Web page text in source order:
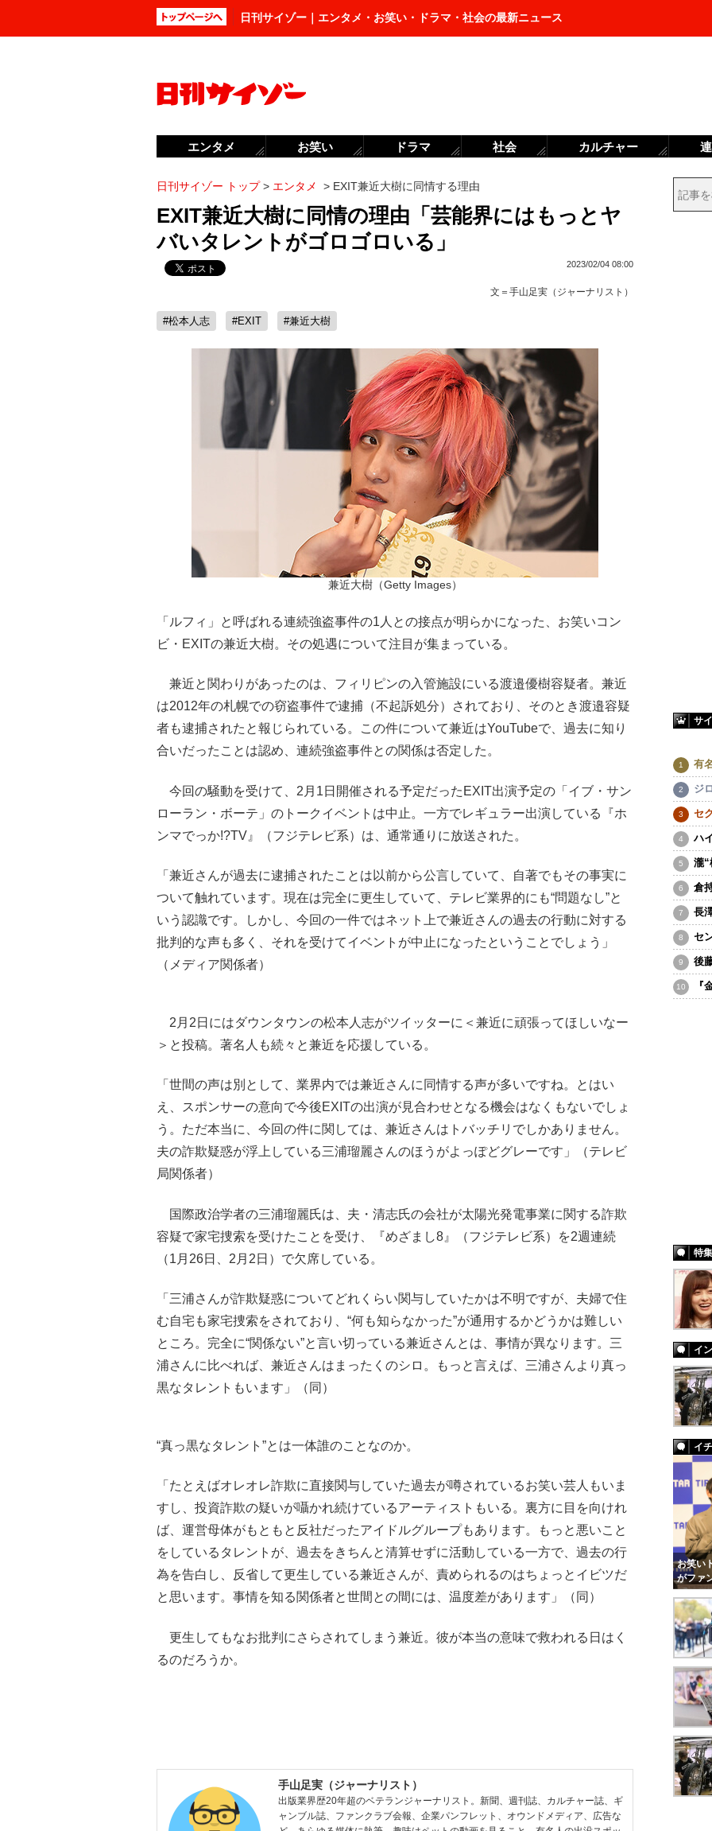
日刊サイゾー｜エンタメ・お笑い・ドラマ・社会の最新ニュース
日刊サイゾー トップ> エンタメ > EXIT兼近大樹に同情する理由
EXIT兼近大樹に同情の理由「芸能界にはもっとヤ
バいタレントがゴロゴロいる」
2023/02/04 08:00
文＝ 手山足実（ジャーナリスト）
#松本人志 #EXIT #兼近大樹
兼近大樹（Getty Images）
「ルフィ」と呼ばれる連続強盗事件の1人との接点が明らかになった、お笑いコン
ビ・EXITの兼近大樹。その処遇について注目が集まっている。
兼近と関わりがあったのは、フィリピンの入管施設にいる渡邉優樹容疑者。兼近
は2012年の札幌での窃盗事件で逮捕（不起訴処分）されており、そのとき渡邉容疑
者も逮捕されたと報じられている。この件について兼近はYouTubeで、過去に知り
合いだったことは認め、連続強盗事件との関係は否定した。
今回の騒動を受けて、2月1日開催される予定だったEXIT出演予定の「イブ・サン
ローラン・ボーテ」のトークイベントは中止。一方でレギュラー出演している『ホ
ンマでっか!?TV』（フジテレビ系）は、通常通りに放送された。
「兼近さんが過去に逮捕されたことは以前から公言していて、自著でもその事実に
ついて触れています。現在は完全に更生していて、テレビ業界的にも“問題なし”と
いう認識です。しかし、今回の一件ではネット上で兼近さんの過去の行動に対する
批判的な声も多く、それを受けてイベントが中止になったということでしょう」
（メディア関係者）
2月2日にはダウンタウンの松本人志がツイッターに＜兼近に頑張ってほしいなー
＞と投稿。著名人も続々と兼近を応援している。
「世間の声は別として、業界内では兼近さんに同情する声が多いですね。とはい
え、スポンサーの意向で今後EXITの出演が見合わせとなる機会はなくもないでしょ
う。ただ本当に、今回の件に関しては、兼近さんはトバッチリでしかありません。
夫の詐欺疑惑が浮上している三浦瑠麗さんのほうがよっぽどグレーです」（テレビ
局関係者）
国際政治学者の三浦瑠麗氏は、夫・清志氏の会社が太陽光発電事業に関する詐欺
容疑で家宅捜索を受けたことを受け、『めざまし8』（フジテレビ系）を2週連続
（1月26日、2月2日）で欠席している。
「三浦さんが詐欺疑惑についてどれくらい関与していたかは不明ですが、夫婦で住
む自宅も家宅捜索をされており、“何も知らなかった”が通用するかどうかは難しい
ところ。完全に“関係ない”と言い切っている兼近さんとは、事情が異なります。三
浦さんに比べれば、兼近さんはまったくのシロ。もっと言えば、三浦さんより真っ
黒なタレントもいます」（同）
“真っ黒なタレント”とは一体誰のことなのか。
「たとえばオレオレ詐欺に直接関与していた過去が噂されているお笑い芸人もいま
すし、投資詐欺の疑いが囁かれ続けているアーティストもいる。裏方に目を向けれ
ば、運営母体がもともと反社だったアイドルグループもあります。もっと悪いこと
をしているタレントが、過去をきちんと清算せずに活動している一方で、過去の行
為を告白し、反省して更生している兼近さんが、責められるのはちょっとイビツだ
と思います。事情を知る関係者と世間との間には、温度差があります」（同）
更生してもなお批判にさらされてしまう兼近。彼が本当の意味で救われる日はく
るのだろうか。
手山足実（ジャーナリスト）
出版業界歴20年超のベテランジャーナリスト。新聞、週刊誌、カルチャー誌、ギ
ャンブル誌、ファンクラブ会報、企業パンフレット、オウンドメディア、広告な
サ
有
ジ
セ
ハ
瀧“
倉
長
セ
後
『
特集
イ
イ
お笑い
がファ
エンタメ お笑い ドラマ 社会 カルチャー